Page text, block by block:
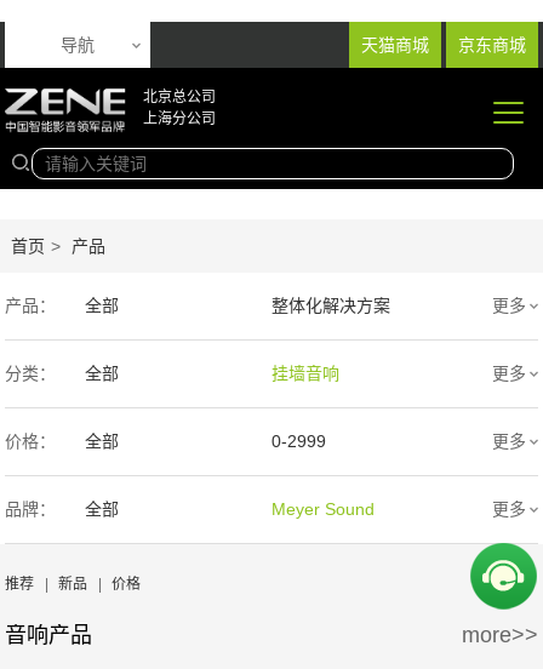
天猫商城 京东商城
导航
北京总公司
上海分公司
首页 > 产品
产品： 全部 整体化解决方案
音响产品 投影产品
专业扩声音箱 幕布产品
声学产品 智能产品
周边产品
更多
分类： 全部 挂墙音响
入墙音响 低音炮
更多
价格： 全部 0-2999
3000-9999 1万-5万
5万-15万
30万-50万
更多
品牌： 全部 Meyer Sound
Wisdom
waterfall/飞瀑
更多
推荐 | 新品 | 价格
音响产品 more>>